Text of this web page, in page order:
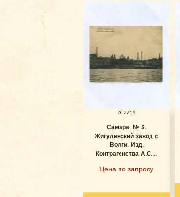
о 2719
Самара. № 5.
Жигулевский завод с
Волги. Изд.
Контрагенства А.С....
Цена по запросу